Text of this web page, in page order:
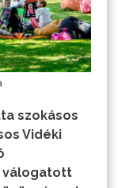
szokásos
Vidéki
válogatott